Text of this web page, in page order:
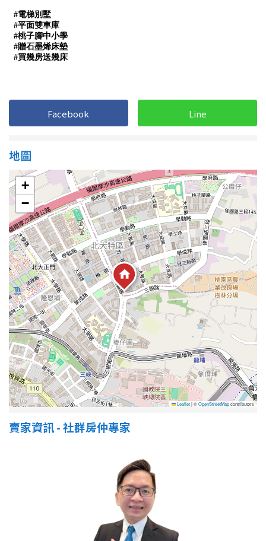
屋齡
不拘
20-30 年 30-40 年
Facebook Line
地圖
+
−
Leaflet|©OpenStreetMapcontributors
賣家資訊 - 社群房仲專家